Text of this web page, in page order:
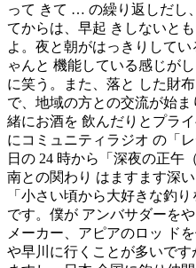
って きて … の繰り返しだし
てからは、早起 きしないと
よ。夜と朝がはっきりして
ゃんと 機能している感じが
に笑う。また、落と した財
で、地域の方との交流が始
緒にお酒を 飲んだりとプラ
にコミュニティラジオ の「
日の 24 時から「深夜の正午
南との関わり はますます深い
「小さい頃から大好きな釣
です。僕が アンバサダーを
メーカー、アピアのロッ ド
や早川に行くことが多いで